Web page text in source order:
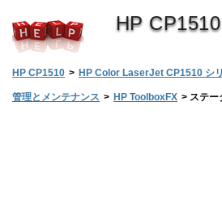
HP CP1510
HP CP1510 > HP Color LaserJet CP1510 シ
管理とメンテナンス > HP ToolboxFX > ステー